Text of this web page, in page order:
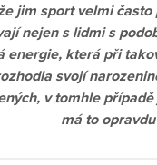
jim sport velmi
nejen s lidmi s
energie, která při
svojí
v tomhle
má to